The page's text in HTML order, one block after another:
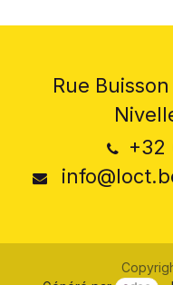
Rue
+32